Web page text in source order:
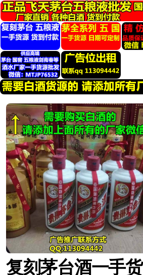
转
到
内
容
复刻茅台酒一手货